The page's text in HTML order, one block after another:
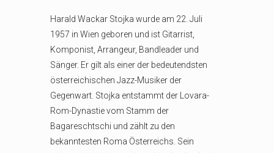
Harald Wackar Stojka wurde am 22. Juli
1957 in Wien geboren und ist Gitarrist,
Komponist, Arrangeur, Bandleader und
Sänger. Er gilt als einer der bedeutendsten
österreichischen Jazz-Musiker der
Gegenwart. Stojka entstammt der Lovara-
Rom-Dynastie vom Stamm der
Bagareschtschi und zählt zu den
bekanntesten Roma Österreichs. Sein